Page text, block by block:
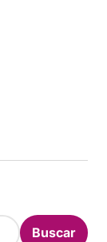
Buscar